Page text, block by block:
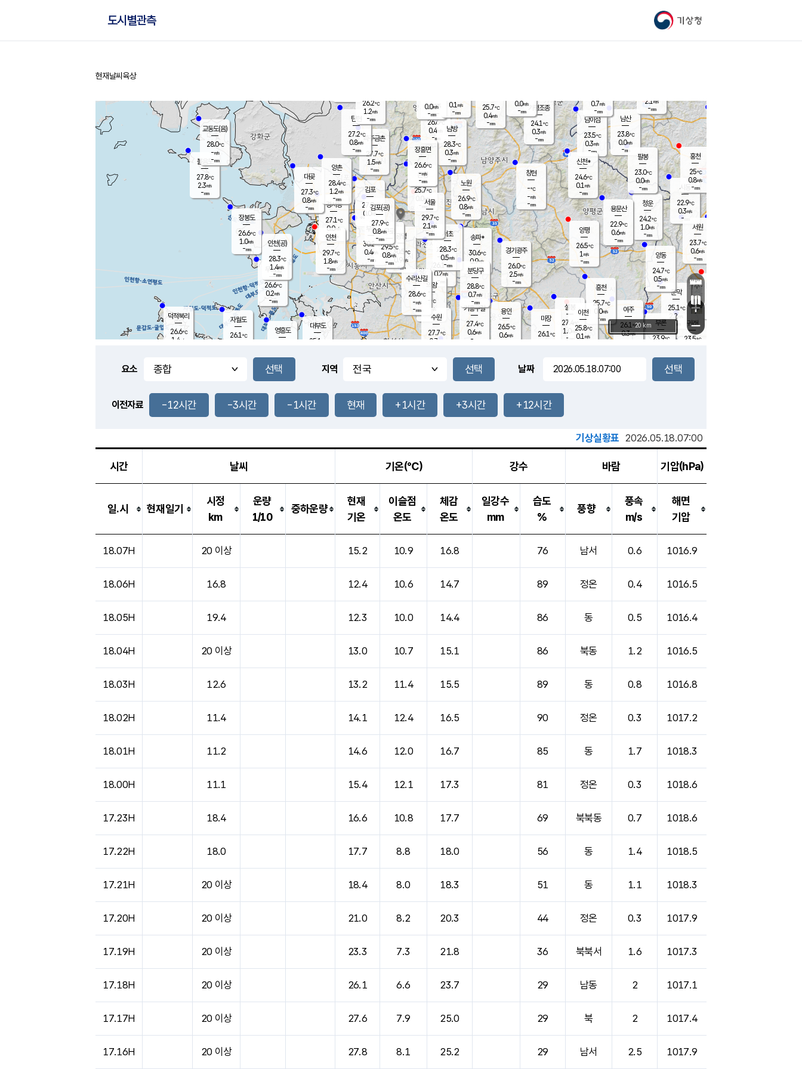
기상청
도시별관측
홈
현재날씨 육상
풍도
0.9m/s
문막
25.1℃
2.2m/s
mm
남이섬
23.5℃
0.3m/s
-mm
무의도
26.6℃
0.2m/s
-mm
영흥도
볼음도
27.8℃
2.3m/s
-mm
자월도
26.1℃
양주
26.6℃
0.4
-mm
부론
23.9℃
과천
26.1℃
0.2m/s
- mm
남산
23.8℃
0.0m/s
-mm
장봉도
26.6℃
1.0m/s
-mm
-mm
청운
24.2℃
1.0m/s
-mm
팔봉
23.0℃
0.0m/s
-mm
-mm
용인
26.5℃
0.6m/s
여주
26.1℃
0.3m/s
양동
24.7℃
0.5m/s
-mm
경기광주
26.0℃
2.5m/s
-mm
장호원
0.7m/s
-mm
26.5
℃
대부도
25.1
-
경서동
27.1℃
0.0m/s
-mm
파주금촌
27.7℃
1.5m/s
-mm
가평조종
24.1℃
0.3m/s
-mm
25.7℃
0.4m/s
-mm
대곶
27.3℃
0.8m/s
-mm
신천*
24.6℃
0.1 m/s
-mm
창현
-℃
-m/s
-mm
탄현
27.2℃
0.8m/s
-mm
0.0m/s
-mm
27.8℃
0.4m/s
-mm
흥천
25.7℃
0.0m/s
-mm
마장
26.1℃
의왕
- ℃
m/s
mm
김포
27.9℃
0.0 m/s
mm
설봉
27.4℃
1.0 m/s
- mm
광명
30.5 ℃
0.9 m/s
-mm
부천
30.2℃
0.4m/s
-mm
-mm
양촌
28.4℃
1.2m/s
-mm
구로
29.5℃
0.8m/s
-mm
은평
25.7℃
0.0 m/s
- mm
노원
26.9℃
0.8m/s
-mm
송파*
30.6℃
0.9m/s
-mm
서초
28.3℃
0.5m/s
-mm
남방
28.3℃
0.3m/s
-mm
기흥구갈
27.4℃
0.6m/s
-
수리산길
28.6℃
-m/s
-mm
분당구
28.8℃
0.7m/s
-mm
장흥면
26.6℃
-m/s
-mm
0.0m/s
-mm
시동
22.9℃
0.3m/s
- mm
귀래
23.5℃
서원
23.7℃
0.6m/s
-mm
용문산
22.9℃
0.6m/s
-mm
덕적북리
26.6℃
1.4 m/s
인천(공)
28.3℃
1.4m/s
-mm
김포(공)
27.9℃
0.8m/s
-mm
교동도(음)
28.0℃
-m/s
-mm
홍천
25℃
0.8m/s
-mm
이천
25.8℃
0.1 m/s
양평
26.5℃
1 m/s
-mm
수원
27.7℃
0.7 m/s
인천
29.7℃
1.8m/s
-mm
서울
29.7℃
2.1 m/s
-mm
2.1 m/s
-mm
26.2℃
1.2m/s
-mm
0.1 m/s
-mm
+
−
20 km
요소 지역 날짜
이전자료 -12시간 -3시간 -1시간 현재 +1시간 +3시간 +12시간
기상실황표 2026.05.18.07:00
시간 날씨 기온(℃) 강수 바람 기압(hPa)
일.시 현재일기
시정
km
운량
1/10
중하운량
현재
기온
이슬점
온도
체감
온도
일강수
mm
습도
%
풍향
풍속
m/s
해면
기압
18.07H 20 이상 15.2 10.9 16.8 76 남서 0.6 1016.9
18.06H 16.8 12.4 10.6 14.7 89 정온 0.4 1016.5
18.05H 19.4 12.3 10.0 14.4 86 동 0.5 1016.4
18.04H 20 이상 13.0 10.7 15.1 86 북동 1.2 1016.5
18.03H 12.6 13.2 11.4 15.5 89 동 0.8 1016.8
18.02H 11.4 14.1 12.4 16.5 90 정온 0.3 1017.2
18.01H 11.2 14.6 12.0 16.7 85 동 1.7 1018.3
18.00H 11.1 15.4 12.1 17.3 81 정온 0.3 1018.6
17.23H 18.4 16.6 10.8 17.7 69 북북동 0.7 1018.6
17.22H 18.0 17.7 8.8 18.0 56 동 1.4 1018.5
17.21H 20 이상 18.4 8.0 18.3 51 동 1.1 1018.3
17.20H 20 이상 21.0 8.2 20.3 44 정온 0.3 1017.9
17.19H 20 이상 23.3 7.3 21.8 36 북북서 1.6 1017.3
17.18H 20 이상 26.1 6.6 23.7 29 남동 2 1017.1
17.17H 20 이상 27.6 7.9 25.0 29 북 2 1017.4
17.16H 20 이상 27.8 8.1 25.2 29 남서 2.5 1017.9